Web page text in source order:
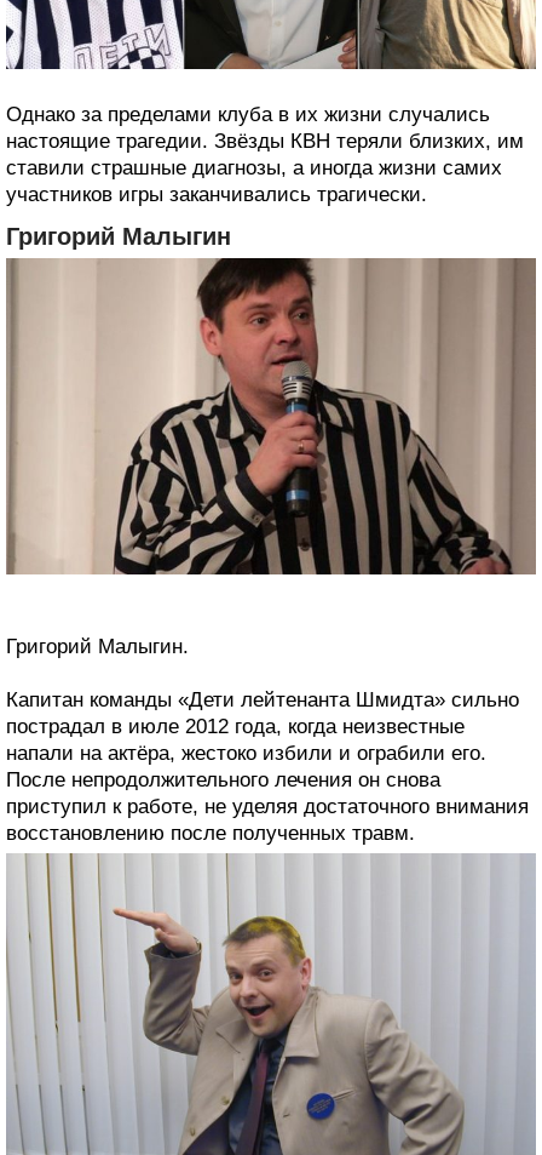
Однако за пределами клуба в их жизни случались
настоящие трагедии. Звёзды КВН теряли близких, им
ставили страшные диагнозы, а иногда жизни самих
участников игры заканчивались трагически.
Григорий Малыгин
Григорий Малыгин.
Капитан команды «Дети лейтенанта Шмидта» сильно
пострадал в июле 2012 года, когда неизвестные
напали на актёра, жестоко избили и ограбили его.
После непродолжительного лечения он снова
приступил к работе, не уделяя достаточного внимания
восстановлению после полученных травм.